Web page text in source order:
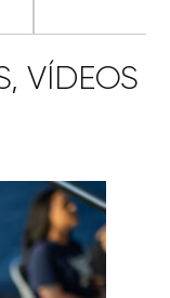
VÍDEOS